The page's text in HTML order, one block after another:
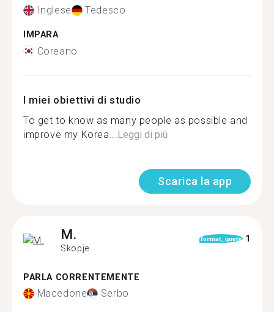
Inglese Tedesco
IMPARA
Coreano
I miei obiettivi di studio
To get to know as many people as possible and
improve my Korea... Leggi di più
Scarica la app
M.
Skopje
format_quote 1
PARLA CORRENTEMENTE
Macedone Serbo